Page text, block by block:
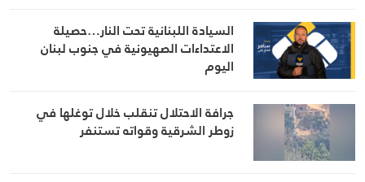
السيادة اللبنانية تحت النار…حصيلة
الاعتداءات الصهيونية في جنوب لبنان
اليوم
جرافة الاحتلال تنقلب خلال توغلها في
زوطر الشرقية وقواته تستنفر